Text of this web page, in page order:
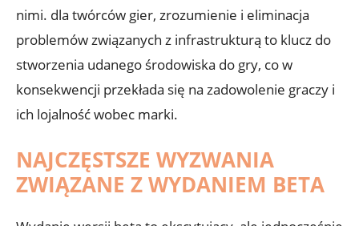
nimi. dla​ twórców‌ gier, zrozumienie i ⁢eliminacja
problemów‍ związanych ​z ⁤infrastrukturą to klucz do
⁢stworzenia udanego ​środowiska do gry, co‍ w
konsekwencji‌ przekłada się na zadowolenie graczy i
ich lojalność wobec marki.
NAJCZĘSTSZE WYZWANIA
ZWIĄZANE ​Z WYDANIEM ‌BETA